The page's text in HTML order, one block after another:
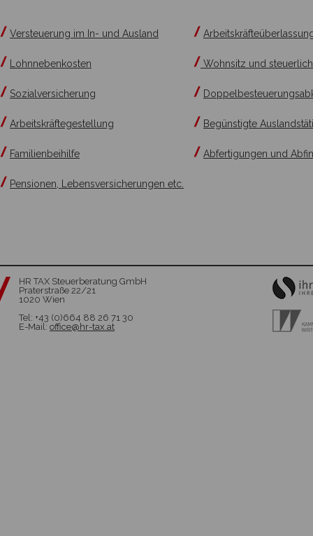
Versteuerung im In- und Ausland
Lohnnebenkosten
Sozialversicherung
Arbeitskräftegestellung
Familienbeihilfe
Pensionen, Lebensversicherungen etc.
Wohnsitz und
Begünstigte
Abfertigungen und
HR TAX Steuerberatung GmbH
Praterstraße 22/21
1020 Wien
Tel: +43 (0)664 88 26 71 30
E-Mail: office@hr-tax.at